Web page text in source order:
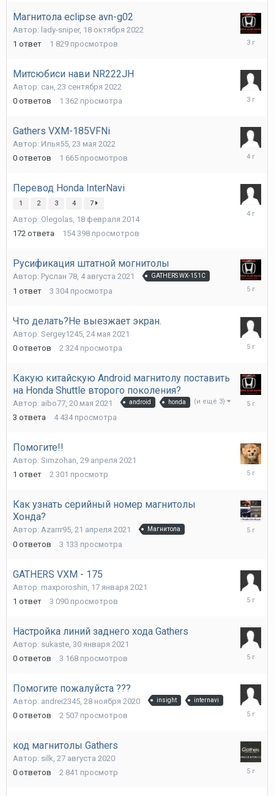
Магнитола eclipse avn-g02
Автор: lady-sniper, 18 октября 2022
1 ответ 1 829 просмотров
18
Митсюбиси нави NR222JH
Автор: сан, 23 сентября 2022
0 ответов 1 362 просмотра
23
Gathers VXM-185VFNi
Автор: Илья55, 23 мая 2022
0 ответов 1 665 просмотров
23
Перевод Honda InterNavi
1 2 3 4 7
Автор: Olegolas, 18 февраля 2014
172 ответа 154 398 просмотров
Русификация штатной могнитолы
Автор: Руслан 78, 4 августа 2021 GATHERS WX-151C
1 ответ 3 304 просмотра
Что делать?Не выезжает экран.
Автор: Sergey1245 24 мая 2021
0 ответов 2 324 просмотра
24
Какую китайскую Android магнитолу поставить
на Honda Shuttle второго поколения?
Автор: aibo77 20 мая 2021 android honda (и ещё 3)
3 ответа 4 434 просмотра
23
Помогите!!
Автор: Simzohan, 29 апреля 2021
1 ответ 2 301 просмотр
Как узнать серийный номер магнитолы
Хонда?
Автор: Azarrr95, 21 апреля 2021 Магнитола
0 ответов 3 133 просмотра
21
GATHERS VXM - 175
Автор: maxporoshin 17 января 2021
1 ответ 3 090 просмотров
20
Настройка линий заднего хода Gathers
Автор: sukaste 30 января 2021
0 ответов 3 168 просмотров
30
Помогите пожалуйста ???
Автор: andrei2345 28 ноября 2020 insight internavi
0 ответов 2 507 просмотров
28
код магнитолы Gathers
Автор: silk, 27 августа 2020
0 ответов 2 841 просмотр
27